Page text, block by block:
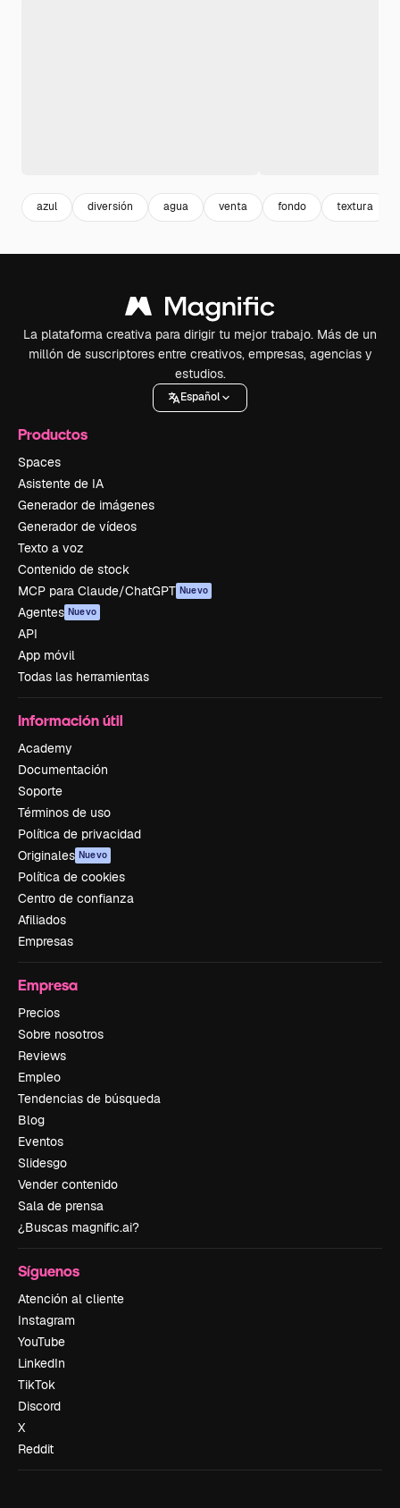
azul diversión agua venta fondo textura
La plataforma creativa para dirigir tu mejor trabajo. Más de un
millón de suscriptores entre creativos, empresas, agencias y
estudios.
Español
Productos
Spaces
Asistente de IA
Generador de imágenes
Generador de vídeos
Texto a voz
Contenido de stock
MCP para Claude/ChatGPT Nuevo
Agentes Nuevo
API
App móvil
Todas las herramientas
Información útil
Academy
Documentación
Soporte
Términos de uso
Política de privacidad
Originales Nuevo
Política de cookies
Centro de confianza
Afiliados
Empresas
Empresa
Precios
Sobre nosotros
Reviews
Empleo
Tendencias de búsqueda
Blog
Eventos
Slidesgo
Vender contenido
Sala de prensa
¿Buscas magnific.ai?
Síguenos
Atención al cliente
Instagram
YouTube
LinkedIn
TikTok
Discord
X
Reddit